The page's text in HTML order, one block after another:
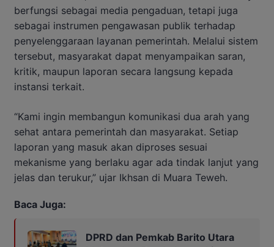
berfungsi sebagai media pengaduan, tetapi juga
sebagai instrumen pengawasan publik terhadap
penyelenggaraan layanan pemerintah. Melalui sistem
tersebut, masyarakat dapat menyampaikan saran,
kritik, maupun laporan secara langsung kepada
instansi terkait.
“Kami ingin membangun komunikasi dua arah yang
sehat antara pemerintah dan masyarakat. Setiap
laporan yang masuk akan diproses sesuai
mekanisme yang berlaku agar ada tindak lanjut yang
jelas dan terukur,” ujar Ikhsan di Muara Teweh.
Baca Juga:
DPRD dan Pemkab Barito Utara